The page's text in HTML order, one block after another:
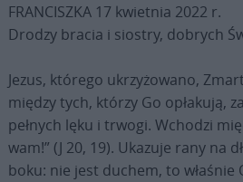
FRANCISZKA 17 kwietnia 2022 r.
Drodzy bracia i siostry, dobrych
Jezus, którego ukrzyżowano,
między tych, którzy Go opłakują,
pełnych lęku i trwogi. Wchodzi
wam!” (J 20, 19). Ukazuje rany na
boku: nie jest duchem, to właśnie